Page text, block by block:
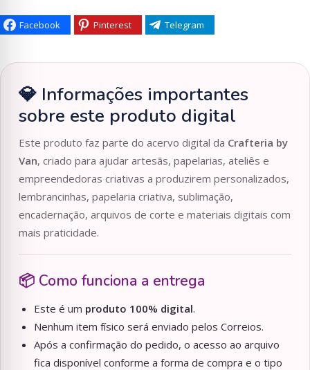
Facebook Pinterest Telegram
💎 Informações importantes
sobre este produto digital
Este produto faz parte do acervo digital da Crafteria by
Van, criado para ajudar artesãs, papelarias, ateliês e
empreendedoras criativas a produzirem personalizados,
lembrancinhas, papelaria criativa, sublimação,
encadernação, arquivos de corte e materiais digitais com
mais praticidade.
📦 Como funciona a entrega
Este é um produto 100% digital.
Nenhum item físico será enviado pelos Correios.
Após a confirmação do pedido, o acesso ao arquivo
fica disponível conforme a forma de compra e o tipo